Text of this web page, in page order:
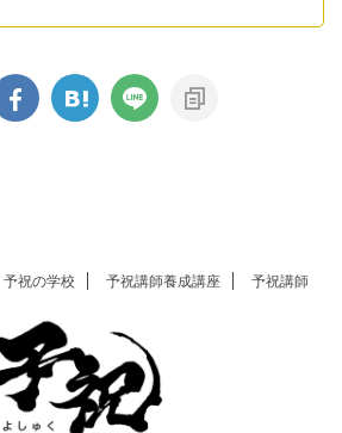
予祝の学校 予祝講師養成講座 予祝講師